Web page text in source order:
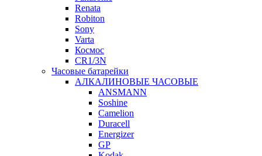
Renata
Robiton
Sony
Varta
Космос
CR1/3N
Часовые батарейки
АЛКАЛИНОВЫЕ ЧАСОВЫЕ
ANSMANN
Soshine
Camelion
Duracell
Energizer
GP